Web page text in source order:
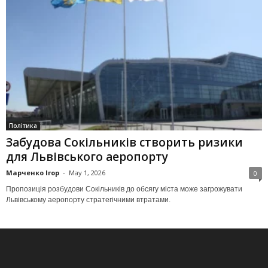
Політика
Забудова Сокільників створить ризики
для Львівського аеропорту
Марченко Ігор - May 1, 2026 0
Пропозиція розбудови Сокільників до обсягу міста може загрожувати
Львівському аеропорту стратегічними втратами.